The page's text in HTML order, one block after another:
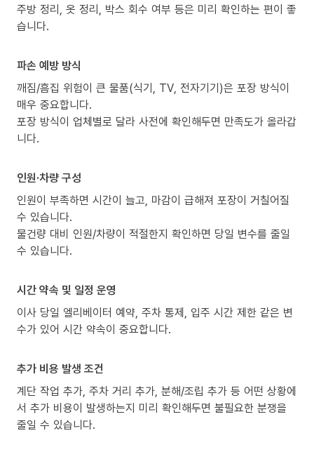
주방 정리, 옷 정리, 박스 회수 여부 등은 미리 확인하는 편이 좋
습니다.
파손 예방 방식
깨짐/흠집 위험이 큰 물품(식기, TV, 전자기기)은 포장 방식이
매우 중요합니다.
포장 방식이 업체별로 달라 사전에 확인해두면 만족도가 올라갑
니다.
인원·차량 구성
인원이 부족하면 시간이 늘고, 마감이 급해져 포장이 거칠어질
수 있습니다.
물건량 대비 인원/차량이 적절한지 확인하면 당일 변수를 줄일
수 있습니다.
시간 약속 및 일정 운영
이사 당일 엘리베이터 예약, 주차 통제, 입주 시간 제한 같은 변
수가 있어 시간 약속이 중요합니다.
추가 비용 발생 조건
계단 작업 추가, 주차 거리 추가, 분해/조립 추가 등 어떤 상황에
서 추가 비용이 발생하는지 미리 확인해두면 불필요한 분쟁을
줄일 수 있습니다.